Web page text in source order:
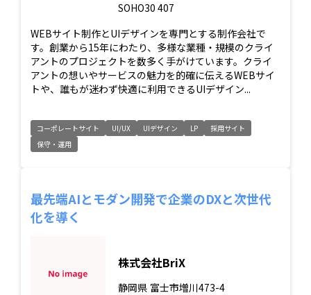
SOHO30 407
WEBサイト制作とUIデザインを専門とする制作会社で
す。創業から15年にわたり、多様な業種・規模のクライ
アントのプロジェクトを数多く手がけています。クライ
アントの想いやサービスの魅力を的確に伝えるWEBサイ
トや、誰もが迷わず快適に利用できるUIデザイン...
コーポレートサイト UI/UX UIデザイン LP
採用サイト
保守・運用
最先端AIとモダン開発で企業のDXと次世代
化を導く
株式会社BriX
静岡県 富士市増川473-4